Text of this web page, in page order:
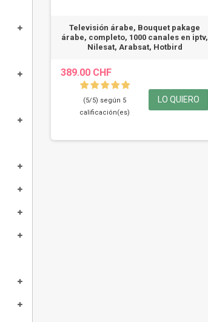
Televisión árabe, Bouquet pakage
árabe, completo, 1000 canales en iptv,
Nilesat, Arabsat, Hotbird
389.00 CHF
(5/5) según 5
calificación(es)
LO QUIERO